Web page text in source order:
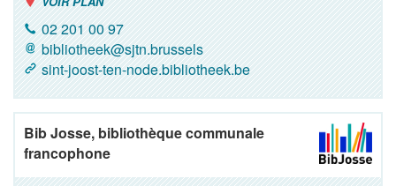
02 201 00 97
bibliotheek@sjtn.brussels
sint-joost-ten-node.bibliotheek.be
Bib Josse, bibliothèque communale
francophone